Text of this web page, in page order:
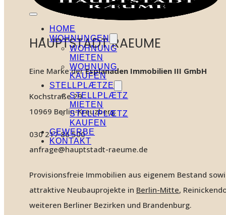
HOME
WOHNUNGEN
WOHNUNG
MIETEN
WOHNUNG
KAUFEN
STELLPLÆTZE
STELLPLÆTZ
MIETEN
STELLPLÆTZ
KAUFEN
GEWERBE
KONTAKT
HAUPTSTADT RAEUME
Eine Marke derEsplanaden Immobilien III GmbH
Kochstraße 29
10969 Berlin-Kreuzberg
030 217 86 500
anfrage@hauptstadt-raeume.de
Provisionsfreie Immobilien aus eigenem Bestand
attraktive Neubauprojekte in Berlin-Mitte,
weiteren Berliner Bezirken und Brandenburg.